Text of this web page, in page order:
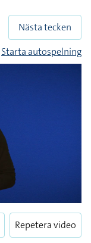
Nästa tecken
Starta autospelning
Enter
Repetera video